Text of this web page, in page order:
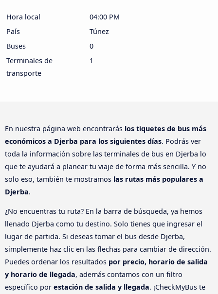
Hora local
04:00 PM
País
Túnez
Buses
0
Terminales de
transporte
1
En nuestra página web encontrarás los tiquetes de bus más
económicos a Djerba para los siguientes días. Podrás ver
toda la información sobre las terminales de bus en Djerba lo
que te ayudará a planear tu viaje de forma más sencilla. Y no
solo eso, también te mostramos las rutas más populares a
Djerba.
¿No encuentras tu ruta? En la barra de búsqueda, ya hemos
llenado Djerba como tu destino. Solo tienes que ingresar el
lugar de partida. Si deseas tomar el bus desde Djerba,
simplemente haz clic en las flechas para cambiar de dirección.
Puedes ordenar los resultados por precio, horario de salida
y horario de llegada, además contamos con un filtro
específico por estación de salida y llegada. ¡CheckMyBus te